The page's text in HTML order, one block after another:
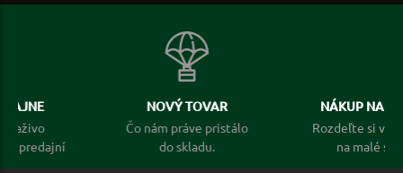
Čo nám práve pristálo
NÁKUP NA SPLÁTKY
Rozdeľte si veľkú rádosť
na malé splátky